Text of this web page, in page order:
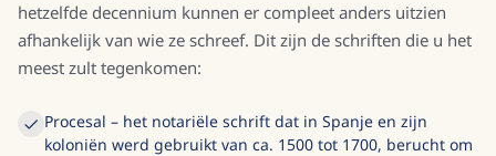
hetzelfde decennium kunnen er compleet anders uitzien
afhankelijk van wie ze schreef. Dit zijn de schriften die u het
meest zult tegenkomen:
Procesal – het notariële schrift dat in Spanje en zijn
koloniën werd gebruikt van ca. 1500 tot 1700, berucht om